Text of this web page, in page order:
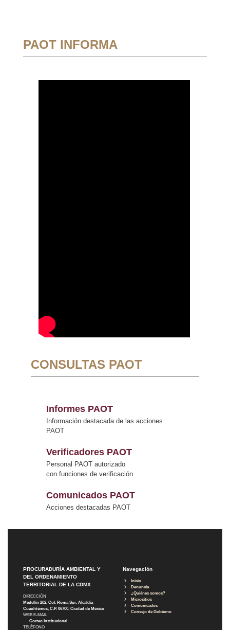
PAOT INFORMA
CONSULTAS PAOT
Informes PAOT
Información destacada de las acciones
PAOT
Verificadores PAOT
Personal PAOT autorizado
con funciones de verificación
Comunicados PAOT
Acciones destacadas PAOT
PROCURADURÍA AMBIENTAL Y
DEL ORDENAMIENTO
TERRITORIAL DE LA CDMX
DIRECCIÓN
Medellín 202, Col. Roma Sur, Alcaldía
Cuauhtémoc, C.P. 06700, Ciudad de México
WEB E-MAIL
Correo Institucional
TELÉFONO
Navegación
Inicio
Denuncia
¿Quiénes somos?
Micrositios
Comunicados
Consejo de Gobierno